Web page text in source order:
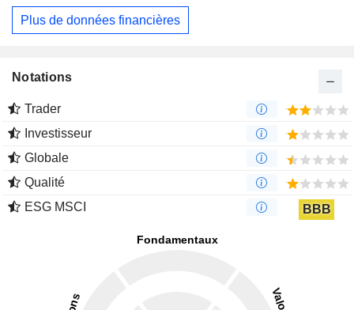
Plus de données financières
Notations
Trader
Investisseur
Globale
Qualité
ESG MSCI
BBB